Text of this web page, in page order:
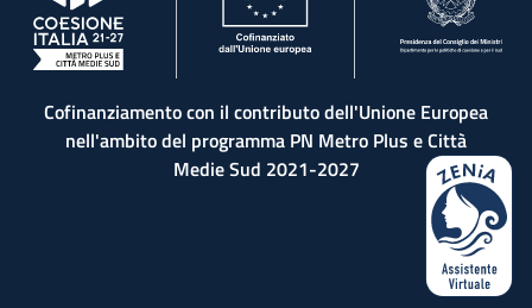
Cofinanziamento con il contributo dell'Unione Europea
nell'ambito del programma PN Metro Plus e Città
Medie Sud 2021-2027